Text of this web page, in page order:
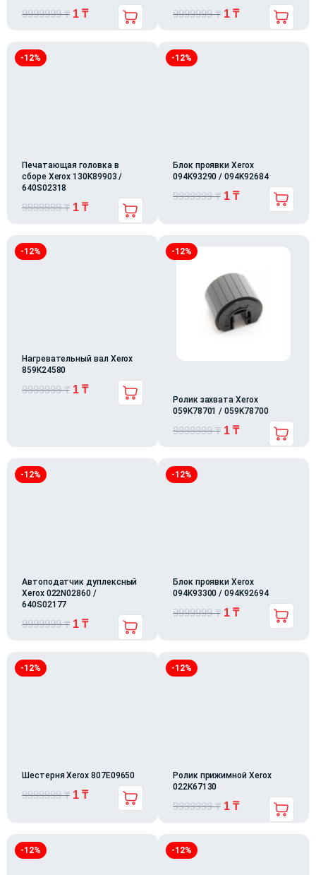
9999999₸ 1 ₸ 9999999₸ 1 ₸
-12%
Печатающая головка в
сборе Xerox 130K89903 /
640S02318
9999999₸ 1 ₸
-12%
Блок проявки Xerox
094K93290 / 094K92684
9999999₸ 1 ₸
-12%
Нагревательный вал Xerox
859K24580
9999999₸ 1 ₸
-12%
Ролик захвата Xerox
059K78701 / 059K78700
9999999₸ 1 ₸
-12%
Автоподатчик дуплексный
Xerox 022N02860 /
640S02177
9999999₸ 1 ₸
-12%
Блок проявки Xerox
094K93300 / 094K92694
9999999₸ 1 ₸
-12%
Шестерня Xerox 807E09650
9999999₸ 1 ₸
-12%
Ролик прижимной Xerox
022K67130
9999999₸ 1 ₸
-12% -12%